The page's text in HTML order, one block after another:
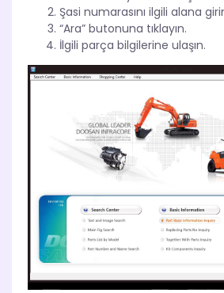
Şasi numarasını ilgili alana
“Ara” butonuna tıklayın.
İlgili parça bilgilerine ulaşın.